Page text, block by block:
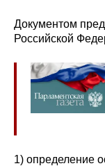
Документом
Российской
1) определение